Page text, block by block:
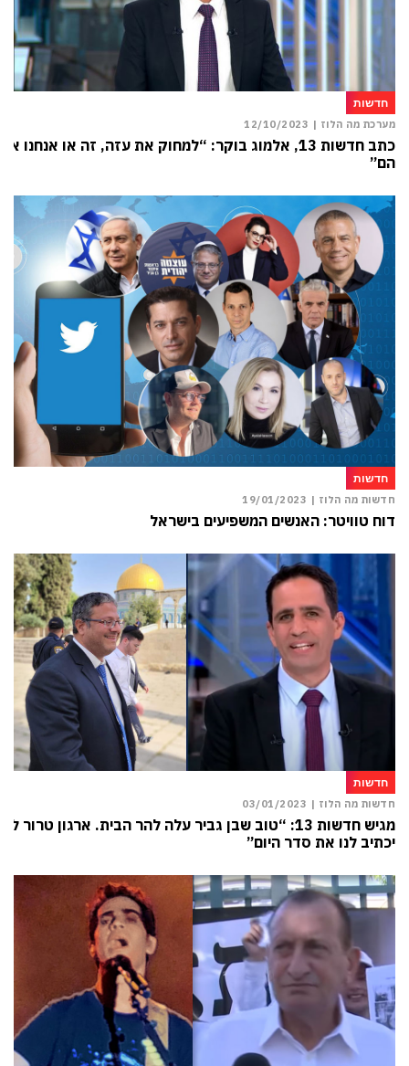
חדשות
מערכת מה הלוז | 12/10/2023
כתב חדשות 13, אלמוג בוקר: “למחוק את עזה, זה או אנחנו או
הם”
חדשות
חדשות מה הלוז | 19/01/2023
דוח טוויטר: האנשים המשפיעים בישראל
חדשות
חדשות מה הלוז | 03/01/2023
מגיש חדשות 13: “טוב שבן גביר עלה להר הבית. ארגון טרור לא
יכתיב לנו את סדר היום”